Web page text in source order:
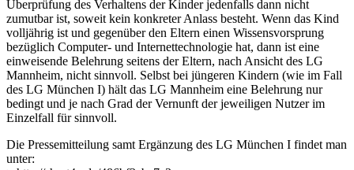
Überprüfung des Verhaltens der Kinder jedenfalls dann nicht
zumutbar ist, soweit kein konkreter Anlass besteht. Wenn das Kind
volljährig ist und gegenüber den Eltern einen Wissensvorsprung
bezüglich Computer- und Internettechnologie hat, dann ist eine
einweisende Belehrung seitens der Eltern, nach Ansicht des LG
Mannheim, nicht sinnvoll. Selbst bei jüngeren Kindern (wie im Fall
des LG München I) hält das LG Mannheim eine Belehrung nur
bedingt und je nach Grad der Vernunft der jeweiligen Nutzer im
Einzelfall für sinnvoll.
Die Pressemitteilung samt Ergänzung des LG München I findet man
unter: